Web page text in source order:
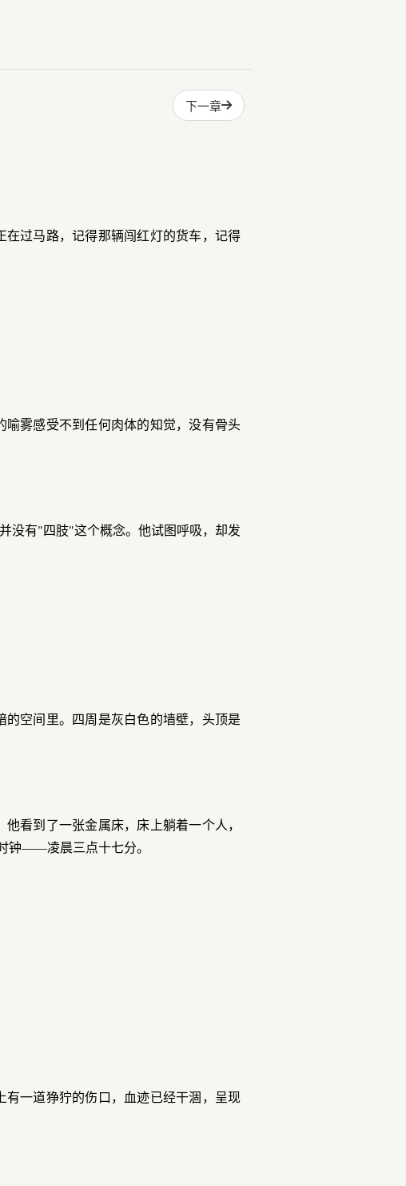
下一章
过马路，记得那辆闯红灯的货车，记得
雾感受不到任何肉体的知觉，没有骨头
没有"四肢"这个概念。他试图呼吸，却发
空间里。四周是灰白色的墙壁，头顶是
看到了一张金属床，床上躺着一个人，
钟——凌晨三点十七分。
一道狰狞的伤口，血迹已经干涸，呈现